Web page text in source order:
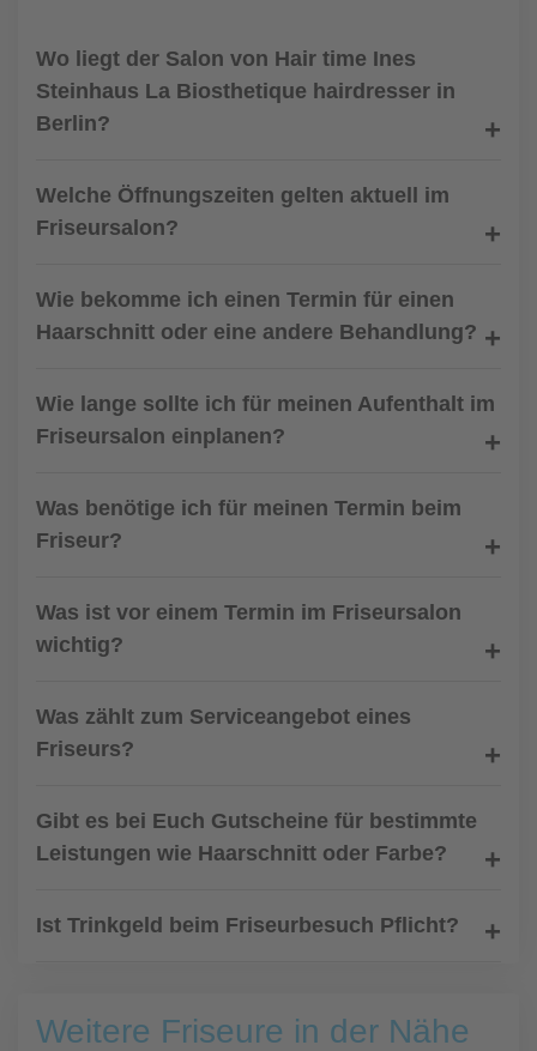
Wo liegt der Salon von Hair time Ines
Steinhaus La Biosthetique hairdresser in
Berlin?
Welche Öffnungszeiten gelten aktuell im
Friseursalon?
Wie bekomme ich einen Termin für einen
Haarschnitt oder eine andere Behandlung?
Wie lange sollte ich für meinen Aufenthalt im
Friseursalon einplanen?
Was benötige ich für meinen Termin beim
Friseur?
Was ist vor einem Termin im Friseursalon
wichtig?
Was zählt zum Serviceangebot eines
Friseurs?
Gibt es bei Euch Gutscheine für bestimmte
Leistungen wie Haarschnitt oder Farbe?
Ist Trinkgeld beim Friseurbesuch Pflicht?
Weitere Friseure in der Nähe